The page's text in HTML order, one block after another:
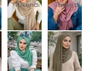
Tükendi Tükendi